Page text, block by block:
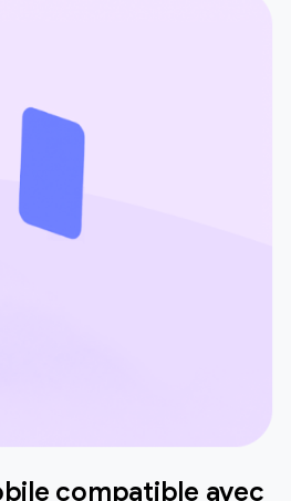
compatible avec